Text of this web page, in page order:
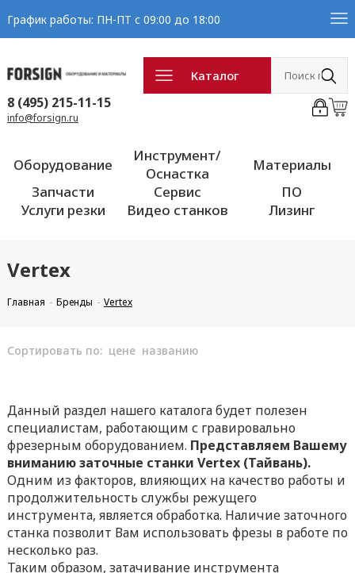
График работы: ПН-ПТ с 09:00 до 18:00
Каталог
8 (495) 215-11-15
info@forsign.ru
Оборудование
Инструмент/
Оснастка
Материалы
Запчасти
Сервис
ПО
Услуги резки
Видео станков Лизинг
Vertex
Главная Бренды Vertex
Сортировать по: цене названию
Данный раздел нашего каталога будет полезен
специалистам, работающим с гравировально
фрезерным оборудованием. Представляем Вашему
вниманию заточные станки Vertex (Тайвань).
Одним из факторов, влияющих на качество работы и
продолжительность службы режущего
инструмента, является обработка. Наличие заточного
станка позволит Вам использовать фрезы в работе по
несколько раз.
Таким образом, затачивание инструмента